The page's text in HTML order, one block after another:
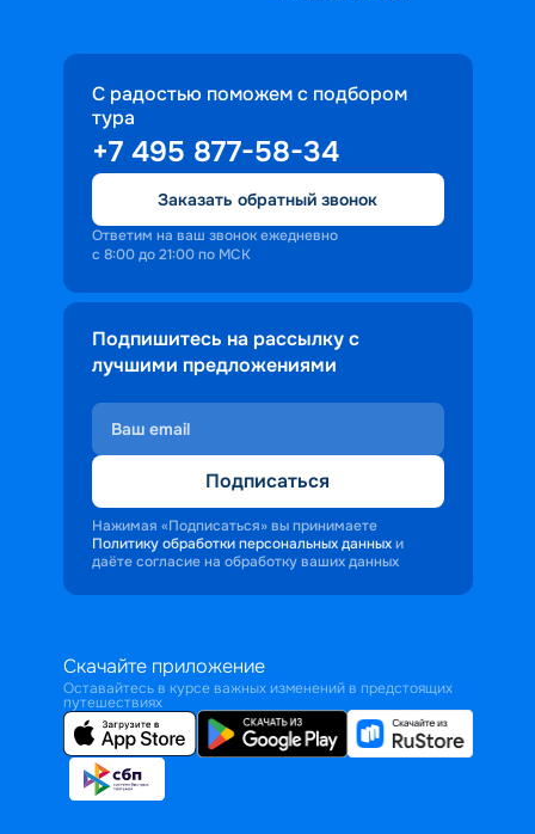
С радостью поможем с подбором
тура
+7 495 877-58-34
Заказать обратный звонок
Ответим на ваш звонок ежедневно
с 8:00 до 21:00 по МСК
Подпишитесь на рассылку с
лучшими предложениями
Подписаться
Нажимая «Подписаться» вы принимаете
Политику обработки персональных данных и
даёте согласие на обработку ваших данных
Скачайте приложение
Оставайтесь в курсе важных изменений в предстоящих
путешествиях